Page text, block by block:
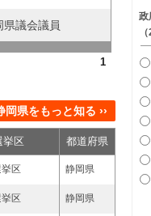
県議会議員
1
岡県をもっと知る ››
挙区 都道府県
区 静岡県
区 静岡県